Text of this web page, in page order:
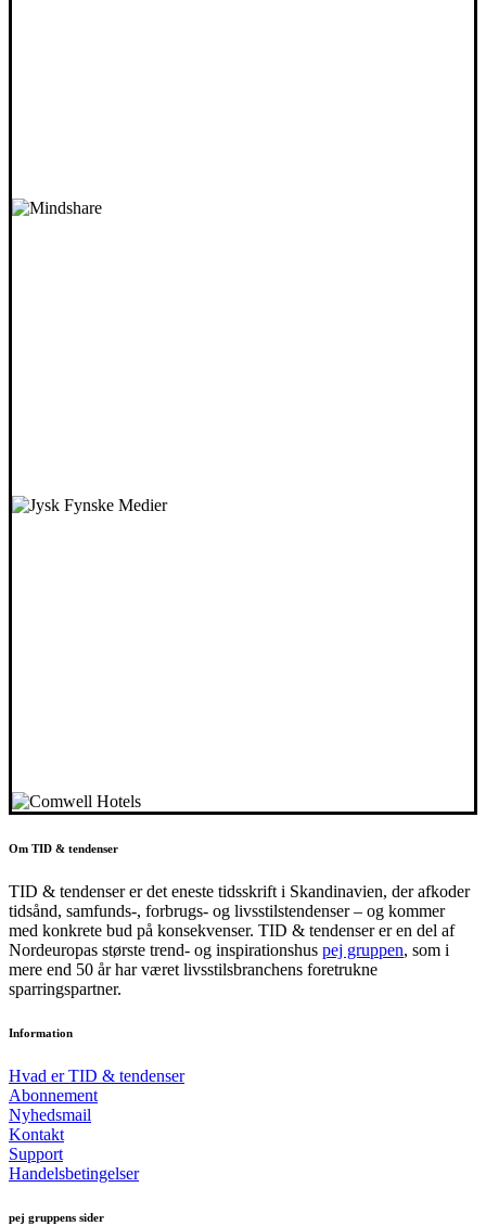
Om TID & tendenser
TID & tendenser er det eneste tidsskrift i Skandinavien, der afkoder
tidsånd, samfunds-, forbrugs- og livsstilstendenser – og kommer
med konkrete bud på konsekvenser. TID & tendenser er en del af
Nordeuropas største trend- og inspirationshus pej gruppen, som i
mere end 50 år har været livsstilsbranchens foretrukne
sparringspartner.
Information
Hvad er TID & tendenser
Abonnement
Nyhedsmail
Kontakt
Support
Handelsbetingelser
pej gruppens sider